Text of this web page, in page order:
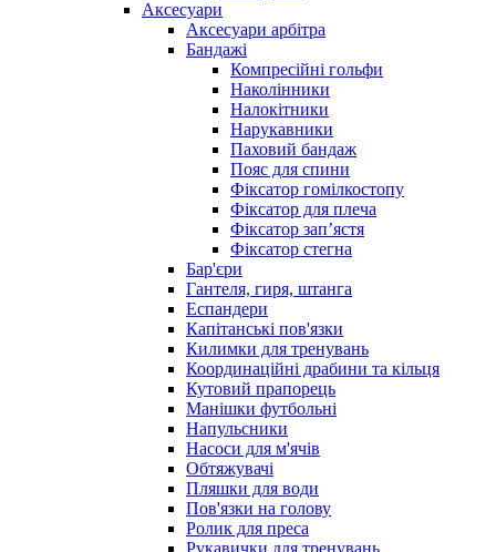
Аксесуари
Аксесуари арбітра
Бандажі
Компресійні гольфи
Наколінники
Налокітники
Нарукавники
Паховий бандаж
Пояс для спини
Фіксатор гомілкостопу
Фіксатор для плеча
Фіксатор запʼястя
Фіксатор стегна
Бар'єри
Гантеля, гиря, штанга
Еспандери
Капітанські пов'язки
Килимки для тренувань
Координаційні драбини та кільця
Кутовий прапорець
Манішки футбольні
Напульсники
Насоси для м'ячів
Обтяжувачі
Пляшки для води
Пов'язки на голову
Ролик для преса
Рукавички для тренувань